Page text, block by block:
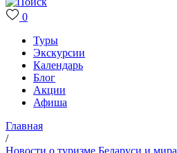
0
Туры
Экскурсии
Календарь
Блог
Акции
Афиша
Главная
/
Новости о туризме Беларуси и мира